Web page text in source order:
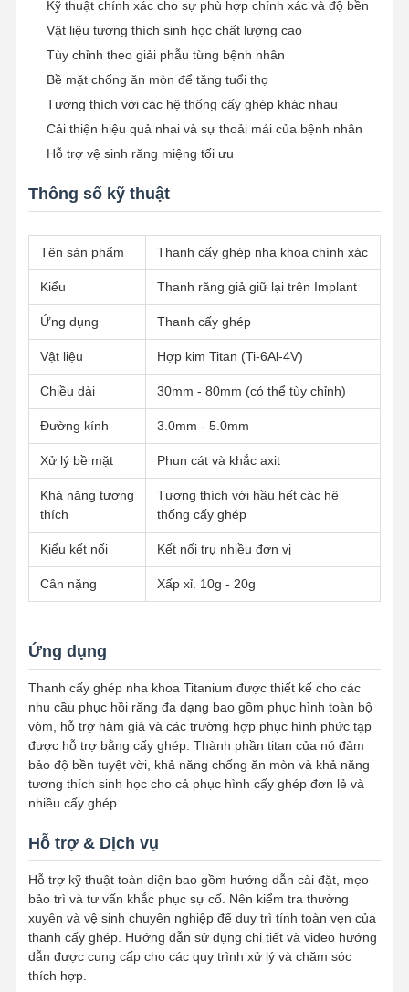
Nhà Sản Phẩm
Về Chúng
Tham Quan
Kiểm Soát
Chất Lượng
Liên Hệ
Chúng Tôi
Tin Tức
Tất Cả Các
Trường Hợp
Nói Chuyện
Răng giả bằng sứ
Ván lạng Emax
thanh cấy ghép răng
Sứ nung chảy với kim loại
Thiết bị chỉnh nha có thể tháo rời
răng giả linh hoạt
Răng giả một phần kim loại
Răng giả toàn Acrylic
Kỹ thuật chính xác cho sự phù hợp chính xác và độ bền
Vật liệu tương thích sinh học chất lượng cao
Tùy chỉnh theo giải phẫu từng bệnh nhân
Bề mặt chống ăn mòn để tăng tuổi thọ
Tương thích với các hệ thống cấy ghép khác nhau
Cải thiện hiệu quả nhai và sự thoải mái của bệnh nhân
Hỗ trợ vệ sinh răng miệng tối ưu
Thông số kỹ thuật
Tên sản phẩm Thanh cấy ghép nha khoa chính xác
Kiểu Thanh răng giả giữ lại trên Implant
Ứng dụng Thanh cấy ghép
Vật liệu Hợp kim Titan (Ti-6Al-4V)
Chiều dài 30mm - 80mm (có thể tùy chỉnh)
Đường kính 3.0mm - 5.0mm
Xử lý bề mặt Phun cát và khắc axit
Khả năng tương
thích
Tương thích với hầu hết các hệ
thống cấy ghép
Kiểu kết nối Kết nối trụ nhiều đơn vị
Cân nặng Xấp xỉ. 10g - 20g
Ứng dụng
Thanh cấy ghép nha khoa Titanium được thiết kế cho các
nhu cầu phục hồi răng đa dạng bao gồm phục hình toàn bộ
vòm, hỗ trợ hàm giả và các trường hợp phục hình phức tạp
được hỗ trợ bằng cấy ghép. Thành phần titan của nó đảm
bảo độ bền tuyệt vời, khả năng chống ăn mòn và khả năng
tương thích sinh học cho cả phục hình cấy ghép đơn lẻ và
nhiều cấy ghép.
Hỗ trợ & Dịch vụ
Hỗ trợ kỹ thuật toàn diện bao gồm hướng dẫn cài đặt, mẹo
bảo trì và tư vấn khắc phục sự cố. Nên kiểm tra thường
xuyên và vệ sinh chuyên nghiệp để duy trì tính toàn vẹn của
thanh cấy ghép. Hướng dẫn sử dụng chi tiết và video hướng
dẫn được cung cấp cho các quy trình xử lý và chăm sóc
thích hợp.